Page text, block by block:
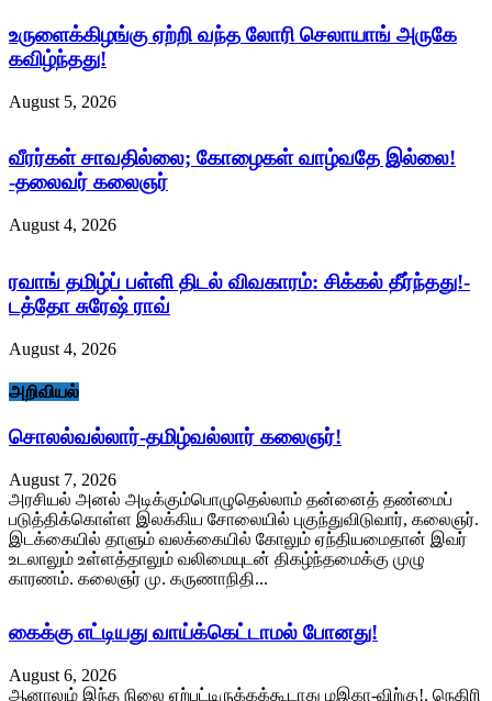
உருளைக்கிழங்கு ஏற்றி வந்த லோரி செலாயாங் அருகே
கவிழ்ந்தது!
August 5, 2026
வீரர்கள் சாவதில்லை; கோழைகள் வாழ்வதே இல்லை!
-தலைவர் கலைஞர்
August 4, 2026
ரவாங் தமிழ்ப் பள்ளி திடல் விவகாரம்: சிக்கல் தீர்ந்தது!-
டத்தோ சுரேஷ் ராவ்
August 4, 2026
அறிவியல்
சொலல்வல்லார்-தமிழ்வல்லார் கலைஞர்!
August 7, 2026
அரசியல் அனல் அடிக்கும்பொழுதெல்லாம் தன்னைத் தண்மைப்
படுத்திக்கொள்ள இலக்கிய சோலையில் புகுந்துவிடுவார், கலைஞர்.
இடக்கையில் தாளும் வலக்கையில் கோலும் ஏந்தியமைதான் இவர்
உடலாலும் உள்ளத்தாலும் வலிமையுடன் திகழ்ந்தமைக்கு முழு
காரணம். கலைஞர் மு. கருணாநிதி...
கைக்கு எட்டியது வாய்க்கெட்டாமல் போனது!
August 6, 2026
ஆனாலும் இந்த நிலை ஏற்பட்டிருக்கக்கூடாது மஇகா-விற்கு!. நெகிரி